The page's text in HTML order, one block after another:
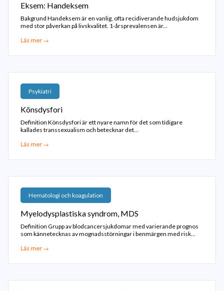
Eksem: Handeksem
Bakgrund Handeksem är en vanlig, ofta recidiverande hudsjukdom
med stor påverkan på livskvalitet. 1-årsprevalensen är...
Läs mer →
Psykiatri
Könsdysfori
Definition Könsdysfori är ett nyare namn för det som tidigare
kallades transsexualism och betecknar det...
Läs mer →
Hematologi och koagulation
Myelodysplastiska syndrom, MDS
Definition Grupp av blodcancersjukdomar med varierande prognos
som kännetecknas av mognadsstörningar i benmärgen med risk...
Läs mer →